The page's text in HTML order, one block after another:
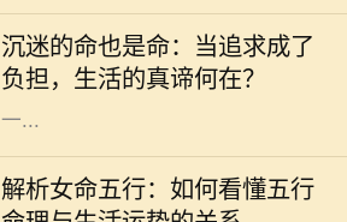
沉迷的命也是命：当追求成了
负担，生活的真谛何在？
了追求自己的兴趣与爱好，甚至是事
业，不惜陷入沉迷的状态。沉迷看似
是对某件事的热爱，但当热爱演变为
一...
解析女命五行：如何看懂五行
在中国传统命理学中，五行是理解命
运的重要工具。五行分别为金、木、
水、火、土，它们相互生克，影响着